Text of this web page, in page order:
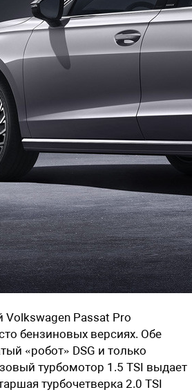
Volkswagen Passat Pro
бензиновых версиях. Обе
«робот» DSG и только
турбомотор 1.5 TSI выдает
турбочетверка 2.0 TSI